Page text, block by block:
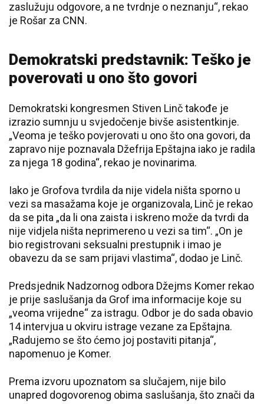
zaslužuju odgovore, a ne tvrdnje o neznanju“, rekao
je Rošar za CNN.
Demokratski predstavnik: Teško je
poverovati u ono što govori
Demokratski kongresmen Stiven Linč takođe je
izrazio sumnju u svjedočenje bivše asistentkinje.
„Veoma je teško povjerovati u ono što ona govori, da
zapravo nije poznavala Džefrija Epštajna iako je radila
za njega 18 godina“, rekao je novinarima.
Iako je Grofova tvrdila da nije videla ništa sporno u
vezi sa masažama koje je organizovala, Linč je rekao
da se pita „da li ona zaista i iskreno može da tvrdi da
nije vidjela ništa neprimereno u vezi sa tim“. „On je
bio registrovani seksualni prestupnik i imao je
obavezu da se sam prijavi vlastima“, dodao je Linč.
Predsjednik Nadzornog odbora Džejms Komer rekao
je prije saslušanja da Grof ima informacije koje su
„veoma vrijedne“ za istragu. Odbor je do sada obavio
14 intervjua u okviru istrage vezane za Epštajna.
„Radujemo se što ćemo joj postaviti pitanja“,
napomenuo je Komer.
Prema izvoru upoznatom sa slučajem, nije bilo
unapred dogovorenog obima saslušanja, što znači da